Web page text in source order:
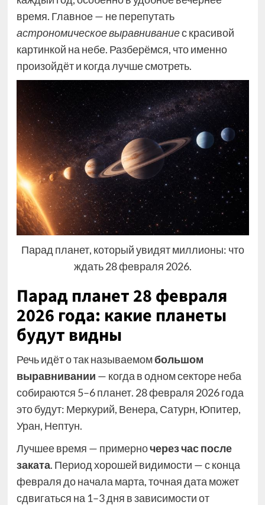
время. Главное — не перепутать
астрономическое выравниваниес красивой
картинкой на небе. Разберёмся, что именно
произойдёт и когда лучше смотреть.
Парад планет, который увидят миллионы: что
ждать 28 февраля 2026.
Парад планет 28 февраля
2026 года: какие планеты
будут видны
Речь идёт о так называемомбольшом
выравнивании — когда в одном секторе неба
собираются 5–6 планет. 28 февраля 2026 года
это будут: Меркурий, Венера, Сатурн, Юпитер,
Уран, Нептун.
Лучшее время — примерночерез час после
заката. Период хорошей видимости — с конца
февраля до начала марта, точная дата может
сдвигаться на 1–3 дня в зависимости от